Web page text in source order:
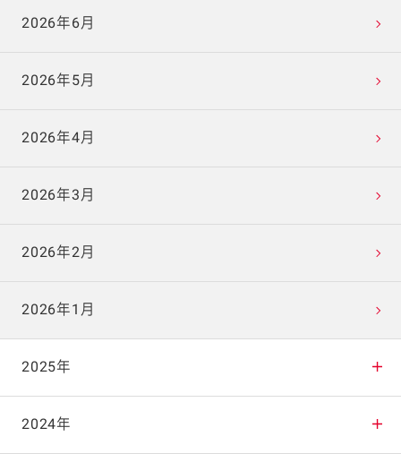
2026年6月
2026年5月
2026年4月
2026年3月
2026年2月
2026年1月
2025年
2025年12月
2024年